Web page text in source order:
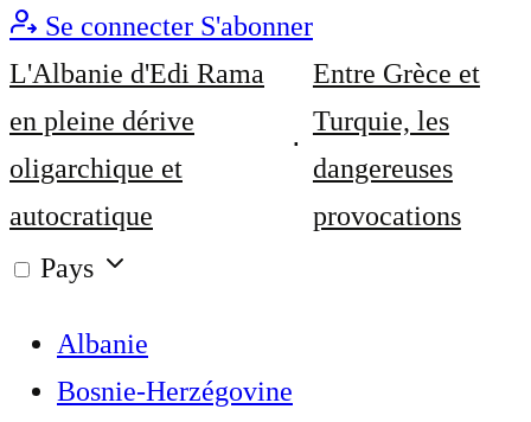
Se connecter S'abonner
L'Albanie d'Edi Rama
en pleine dérive
oligarchique et
autocratique
Entre Grèce et
Turquie, les
dangereuses
provocations
Pays
Albanie
Bosnie-Herzégovine